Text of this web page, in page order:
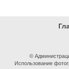
©
Использование